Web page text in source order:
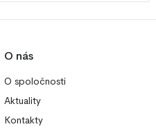
O nás
O spoločnosti
Aktuality
Kontakty